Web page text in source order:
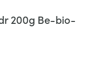
200g Be-bio-